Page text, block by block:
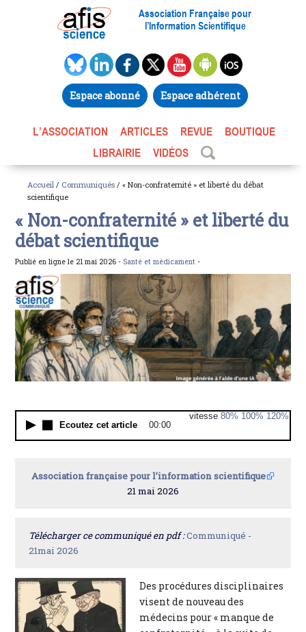
Association Française pour
l’Information Scientifique
Espace abonné Espace adhérent
L’ASSOCIATION ARTICLES REVUE
BOUTIQUE
LIBRAIRIE
VIDÉOS
Accueil / Communiqués / « Non-confraternité » et liberté du débat
scientifique
« Non-confraternité » et liberté du
débat scientifique
Publié en ligne le 21 mai 2026 - Santé et médicament -
Ecoutez cet article 00:00
vitesse 80% 100% 120%
Association française pour l’information scientifique
21 mai 2026
Télécharger ce communiqué en pdf :Communiqué -
21mai 2026
Des procédures disciplinaires
visent de nouveau des
médecins pour « manque de